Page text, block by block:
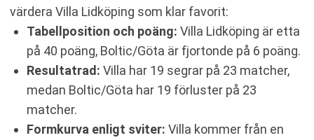
värdera Villa Lidköping som klar favorit:
Tabellposition och poäng: Villa Lidköping är etta
på 40 poäng, Boltic/Göta är fjortonde på 6 poäng.
Resultatrad: Villa har 19 segrar på 23 matcher,
medan Boltic/Göta har 19 förluster på 23
matcher.
Formkurva enligt sviter: Villa kommer från en